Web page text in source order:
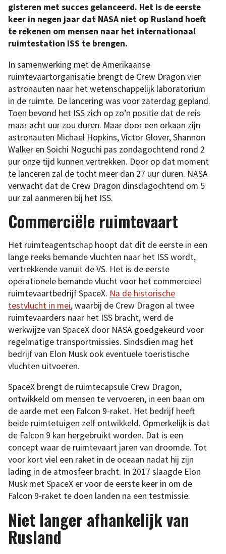
gisteren met succes gelanceerd. Het is de eerste
keer in negen jaar dat NASA niet op Rusland hoeft
te rekenen om mensen naar het internationaal
ruimtestation ISS te brengen.
In samenwerking met de Amerikaanse
ruimtevaartorganisatie brengt de Crew Dragon vier
astronauten naar het wetenschappelijk laboratorium
in de ruimte. De lancering was voor zaterdag gepland.
Toen bevond het ISS zich op zo’n positie dat de reis
maar acht uur zou duren. Maar door een orkaan zijn
astronauten Michael Hopkins, Victor Glover, Shannon
Walker en Soichi Noguchi pas zondagochtend rond 2
uur onze tijd kunnen vertrekken. Door op dat moment
te lanceren zal de tocht meer dan 27 uur duren. NASA
verwacht dat de Crew Dragon dinsdagochtend om 5
uur zal aanmeren bij het ISS.
Commerciële ruimtevaart
Het ruimteagentschap hoopt dat dit de eerste in een
lange reeks bemande vluchten naar het ISS wordt,
vertrekkende vanuit de VS. Het is de eerste
operationele bemande vlucht voor het commercieel
ruimtevaartbedrijf SpaceX. Na de historische
testvlucht in mei, waarbij de Crew Dragon al twee
ruimtevaarders naar het ISS bracht, werd de
werkwijze van SpaceX door NASA goedgekeurd voor
regelmatige transportmissies. Sindsdien mag het
bedrijf van Elon Musk ook eventuele toeristische
vluchten uitvoeren.
SpaceX brengt de ruimtecapsule Crew Dragon,
ontwikkeld om mensen te vervoeren, in een baan om
de aarde met een Falcon 9-raket. Het bedrijf heeft
beide ruimtetuigen zelf ontwikkeld. Opmerkelijk is dat
de Falcon 9 kan hergebruikt worden. Dat is een
concept waar de ruimtevaart jaren van droomde. Tot
voor kort viel een raket in de oceaan nadat hij zijn
lading in de atmosfeer bracht. In 2017 slaagde Elon
Musk met SpaceX er voor de eerste keer in om de
Falcon 9-raket te doen landen na een testmissie.
Niet langer afhankelijk van
Rusland